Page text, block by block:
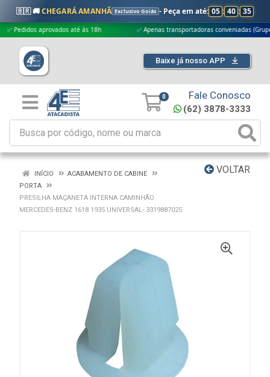
🇧🇷 🚚CHEGARÁ AMANHÃ Exclusivo Goiás - Peça em até: 05 : 40 : 34
aprovados até às 18h ✅ Apenas transportadoras conveniadas (Grupo G5)
Baixe já nosso APP
0 Fale Conosco
(62) 3878-3333
VOLTAR
INÍCIO
ACABAMENTO DE CABINE
PORTA
PRESILHA MAÇANETA INTERNA CAMINHÃO
MERCEDES-BENZ 1618 1935 UNIVERSAL- 3319887025